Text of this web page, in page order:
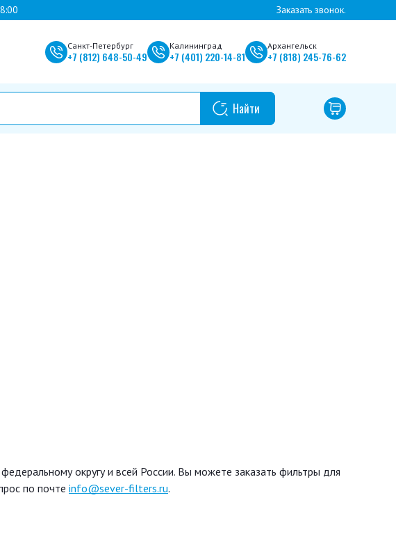
Заказать звонок.
Санкт-Петербург
+7 (812) 648-50-49
Калининград
+7 (401) 220-14-81
Архангельск
+7 (818) 245-76-62
округу и всей России. Вы можете заказать фильтры для
по почте info@sever-filters.ru.